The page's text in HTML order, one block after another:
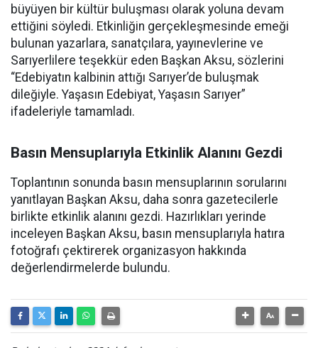
büyüyen bir kültür buluşması olarak yoluna devam
ettiğini söyledi. Etkinliğin gerçekleşmesinde emeği
bulunan yazarlara, sanatçılara, yayınevlerine ve
Sarıyerlilere teşekkür eden Başkan Aksu, sözlerini
“Edebiyatın kalbinin attığı Sarıyer’de buluşmak
dileğiyle. Yaşasın Edebiyat, Yaşasın Sarıyer”
ifadeleriyle tamamladı.
Basın Mensuplarıyla Etkinlik Alanını Gezdi
Toplantının sonunda basın mensuplarının sorularını
yanıtlayan Başkan Aksu, daha sonra gazetecilerle
birlikte etkinlik alanını gezdi. Hazırlıkları yerinde
inceleyen Başkan Aksu, basın mensuplarıyla hatıra
fotoğrafı çektirerek organizasyon hakkında
değerlendirmelerde bulundu.